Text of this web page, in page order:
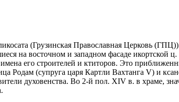
(Грузинская Православная Церковь
на восточном и западном фасаде икортской
его строителей и ктиторов. Это
Родам (супруга царя Картли Вахтанга V) и
духовенства. Во 2-й пол. XIV в. в храме,